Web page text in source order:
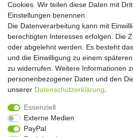
**
Widerrufs­recht
Daten­schutz­erklärung
Cookies. Wir teilen diese Daten mit
Einstellungen benennen.
Die Datenverarbeitung kann mit
berechtigten Interesses erfolgen. Die
oder abgelehnt werden. Es besteht
und die Einwilligung zu einem
zu widerrufen. Weitere Informationen
personenbezogener Daten und den
unserer Daten­schutz­erklärung
Essenziell
Externe Medien
PayPal
Copyright 2016 | Dekushop.de |
Angebote gelten nur für Industrie,